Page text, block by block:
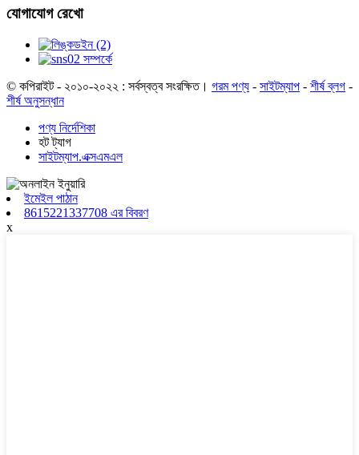
যোগাযোগ রেখো
© কপিরাইট - ২০১০-২০২২ : সর্বস্বত্ব সংরক্ষিত। গরম পণ্য - সাইটম্যাপ - শীর্ষ ব্লগ -
শীর্ষ অনুসন্ধান
পণ্য নির্দেশিকা
হট ট্যাগ
সাইটম্যাপ.এক্সএমএল
ইমেইল পাঠান
8615221337708 এর বিবরণ
x